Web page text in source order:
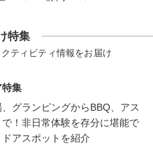
特集
ティビティ情報をお届け
特集
グランピングからBBQ、アス
で！非日常体験を存分に堪能で
ドアスポットを紹介